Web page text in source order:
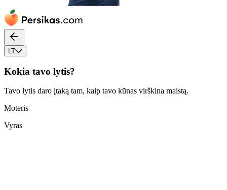
LT
Kokia tavo lytis?
Tavo lytis daro įtaką tam, kaip tavo kūnas virškina maistą.
Moteris
Vyras